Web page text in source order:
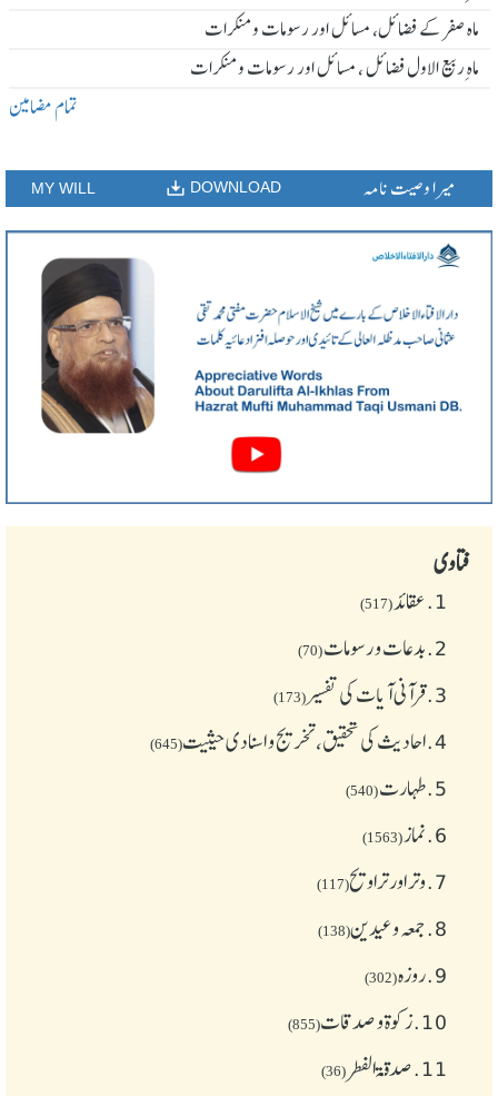
ماہ صفر کے فضائل، مسائل اور رسومات و منکرات
ماہ ِربیع الاول فضائل ، مسائل اور رسومات و منکرات
تمام مضامین
MY WILL DOWNLOAD میرا وصیت نامہ
فتاوی
1. عقائد(517)
2. بدعات و رسومات(70)
3. قرآنی آیات کی تفسیر(173)
4. احادیث کی تحقیق، تخریج و اسنادی حیثیت(645)
5. طهارت(540)
6. نماز(1563)
7. وتر اور تراویح(117)
8. جمعہ وعیدین(138)
9. روزہ(302)
10. زکوة و صدقات(855)
11. صدقۃ الفطر (36)